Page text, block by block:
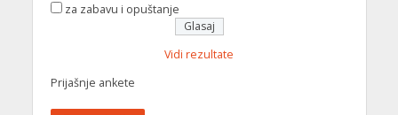
za zabavu i opuštanje
Vidi rezultate
Prijašnje ankete